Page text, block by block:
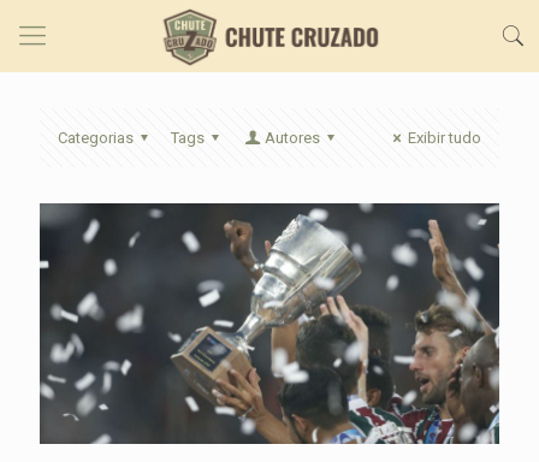
Categorias Tags Autores Exibir tudo